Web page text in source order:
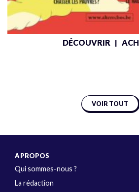
DÉCOUVRIR
VOIR TOUT
A PROPOS
Qui sommes-nous ?
La rédaction